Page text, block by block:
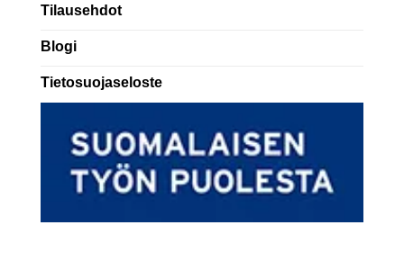
Tilausehdot
Blogi
Tietosuojaseloste